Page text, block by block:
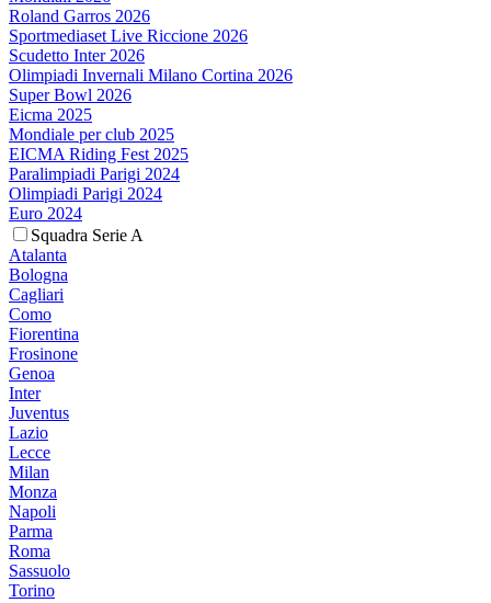
Roland Garros 2026
Sportmediaset Live Riccione 2026
Scudetto Inter 2026
Olimpiadi Invernali Milano Cortina 2026
Super Bowl 2026
Eicma 2025
Mondiale per club 2025
EICMA Riding Fest 2025
Paralimpiadi Parigi 2024
Olimpiadi Parigi 2024
Euro 2024
Squadra Serie A
Atalanta
Bologna
Cagliari
Como
Fiorentina
Frosinone
Genoa
Inter
Juventus
Lazio
Lecce
Milan
Monza
Napoli
Parma
Roma
Sassuolo
Torino